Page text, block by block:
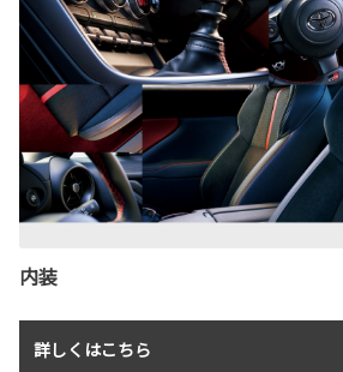
内装
詳しくはこちら